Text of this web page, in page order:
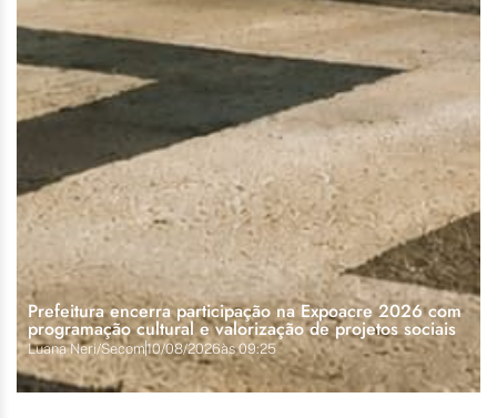
Prefeitura encerra participação na Expoacre 2026 com
programação cultural e valorização de projetos sociais
Luana Neri/Secom10/08/2026às 09:25